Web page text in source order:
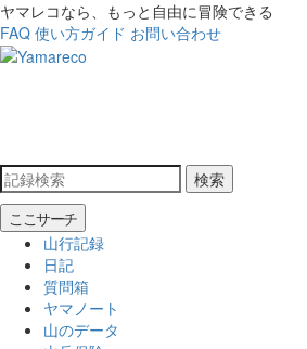
ヤマレコなら、もっと自由に冒険できる
FAQ 使い方ガイド お問い合わせ
検索
ここサーチ
山行記録
日記
質問箱
ヤマノート
山のデータ